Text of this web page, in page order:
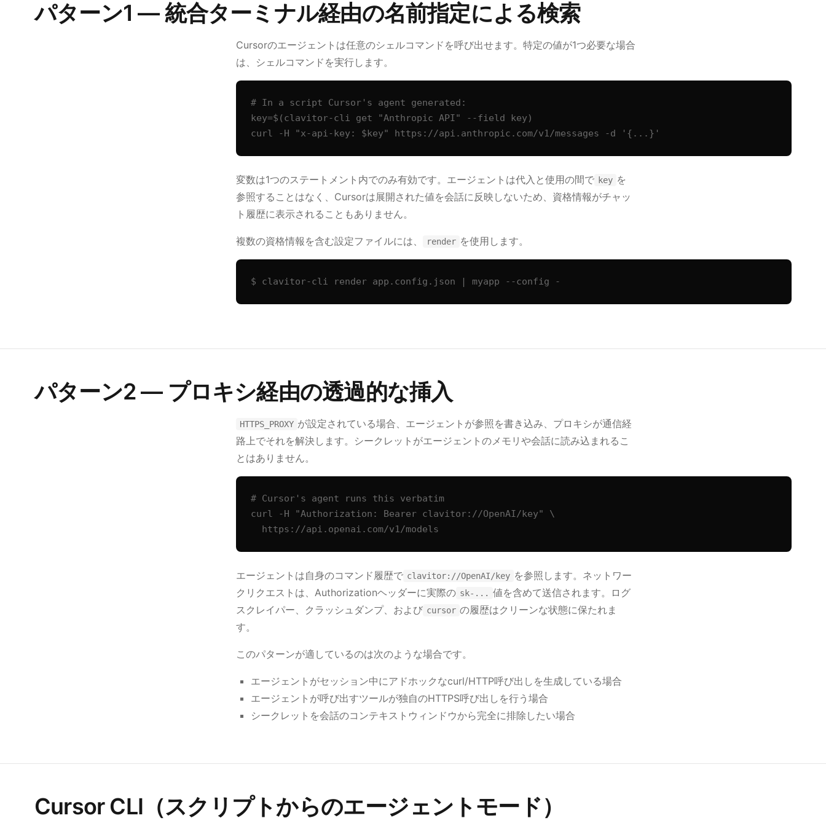
パターン1 — 統合ターミナル経由の名前指定による検索
Cursorのエージェントは任意のシェルコマンドを呼び出せます。特定の値が1つ必要な場合
は、シェルコマンドを実行します。
# In a script Cursor's agent generated:
key=$(clavitor-cli get "Anthropic API" --field key)
curl -H "x-api-key: $key" https://api.anthropic.com/v1/messages -d '{...}'
変数は1つのステートメント内でのみ有効です。エージェントは代入と使用の間で key を
参照することはなく、Cursorは展開された値を会話に反映しないため、資格情報がチャッ
ト履歴に表示されることもありません。
複数の資格情報を含む設定ファイルには、 render を使用します。
$ clavitor-cli render app.config.json | myapp --config -
パターン2 — プロキシ経由の透過的な挿入
HTTPS_PROXY が設定されている場合、エージェントが参照を書き込み、プロキシが通信経
路上でそれを解決します。シークレットがエージェントのメモリや会話に読み込まれるこ
とはありません。
# Cursor's agent runs this verbatim
curl -H "Authorization: Bearer clavitor://OpenAI/key" \
  https://api.openai.com/v1/models
エージェントは自身のコマンド履歴で clavitor://OpenAI/key を参照します。ネットワー
クリクエストは、Authorizationヘッダーに実際の sk-... 値を含めて送信されます。ログ
スクレイパー、クラッシュダンプ、および cursor の履歴はクリーンな状態に保たれま
す。
このパターンが適しているのは次のような場合です。
エージェントがセッション中にアドホックなcurl/HTTP呼び出しを生成している場合
エージェントが呼び出すツールが独自のHTTPS呼び出しを行う場合
シークレットを会話のコンテキストウィンドウから完全に排除したい場合
Cursor CLI（スクリプトからのエージェントモード）